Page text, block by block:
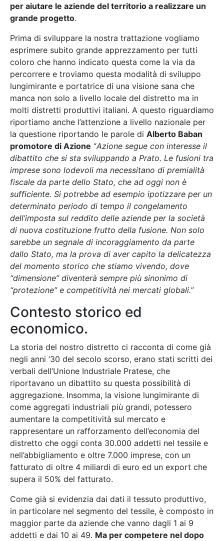
per aiutare le aziende del territorio a realizzare un
grande progetto.
Prima di sviluppare la nostra trattazione vogliamo
esprimere subito grande apprezzamento per tutti
coloro che hanno indicato questa come la via da
percorrere e troviamo questa modalità di sviluppo
lungimirante e portatrice di una visione sana che
manca non solo a livello locale del distretto ma in
molti distretti produttivi italiani. A questo riguardiamo
riportiamo anche l’attenzione a livello nazionale per
la questione riportando le parole di Alberto Baban
promotore di Azione “Azione segue con interesse il
dibattito che si sta sviluppando a Prato. Le fusioni tra
imprese sono lodevoli ma necessitano di premialità
fiscale da parte dello Stato, che ad oggi non è
sufficiente. Si potrebbe ad esempio ipotizzare per un
determinato periodo di tempo il congelamento
dell’imposta sul reddito delle aziende per la società
di nuova costituzione frutto della fusione. Non solo
sarebbe un segnale di incoraggiamento da parte
dallo Stato, ma la prova di aver capito la delicatezza
del momento storico che stiamo vivendo, dove
“dimensione” diventerà sempre più sinonimo di
“protezione” e competitività nei mercati globali.”
Contesto storico ed
economico.
La storia del nostro distretto ci racconta di come già
negli anni ‘30 del secolo scorso, erano stati scritti dei
verbali dell’Unione Industriale Pratese, che
riportavano un dibattito su questa possibilità di
aggregazione. Insomma, la visione lungimirante di
come aggregati industriali più grandi, potessero
aumentare la competitività sul mercato e
rappresentare un rafforzamento dell’economia del
distretto che oggi conta 30.000 addetti nel tessile e
nell’abbigliamento e oltre 7.000 imprese, con un
fatturato di oltre 4 miliardi di euro ed un export che
supera il 50% del fatturato.
Come già si evidenzia dai dati il tessuto produttivo,
in particolare nel segmento del tessile, è composto in
maggior parte da aziende che vanno dagli 1 ai 9
addetti e dai 10 ai 49. Ma per competere nel dopo